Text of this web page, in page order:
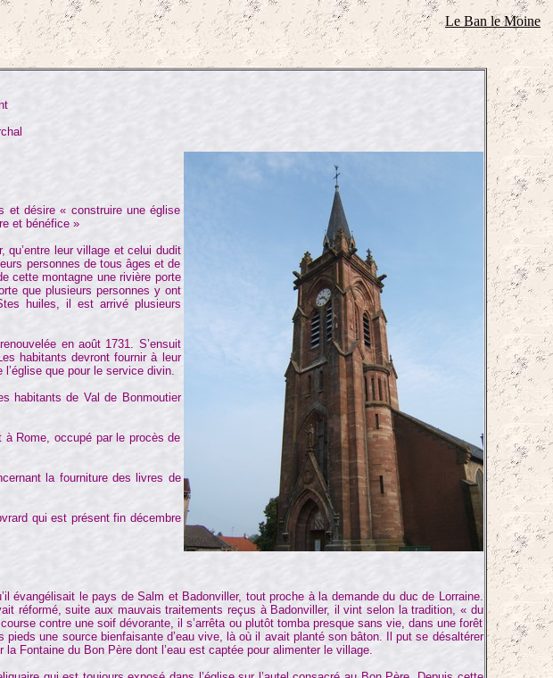
Le Ban le Moine
désire « construire une église
et bénéfice »
leur village et celui dudit
personnes de tous âges et de
cette montagne une rivière porte
que plusieurs personnes y ont
huiles, il est arrivé plusieurs
en août 1731. S’ensuit
habitants devront fournir à leur
que pour le service divin.
habitants de Val de Bonmoutier
Rome, occupé par le procès de
la fourniture des livres de
qui est présent fin décembre
le pays de Salm et Badonviller, tout proche à la demande du duc de Lorraine.
réformé, suite aux mauvais traitements reçus à Badonviller, il vint selon la tradition, « du
contre une soif dévorante, il s’arrêta ou plutôt tomba presque sans vie, dans une forêt
une source bienfaisante d’eau vive, là où il avait planté son bâton. Il put se désaltérer
Fontaine du Bon Père dont l’eau est captée pour alimenter le village.